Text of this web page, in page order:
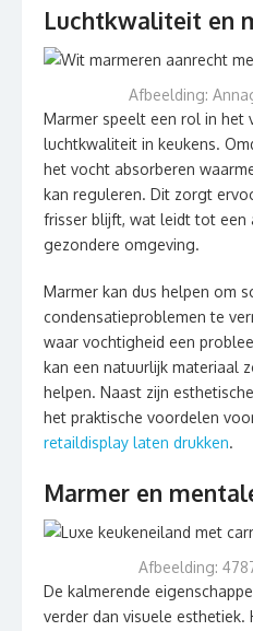
Luchtkwaliteit en
Afbeelding:
Marmer speelt een rol in het
luchtkwaliteit in keukens.
het vocht absorberen
kan reguleren. Dit zorgt
frisser blijft, wat leidt tot een
gezondere omgeving.
Marmer kan dus helpen om
condensatieproblemen te
waar vochtigheid een
kan een natuurlijk materiaal
helpen. Naast zijn
het praktische voordelen
retaildisplay laten drukken.
Marmer en
Afbeelding:
De kalmerende
verder dan visuele esthetiek.